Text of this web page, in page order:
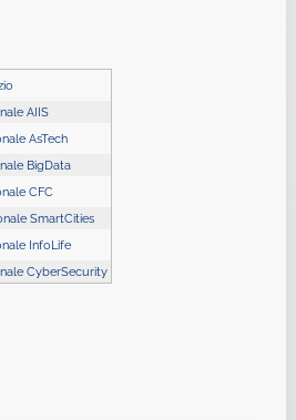
AIIS
AsTech
BigData
CFC
SmartCities
InfoLife
CyberSecurity